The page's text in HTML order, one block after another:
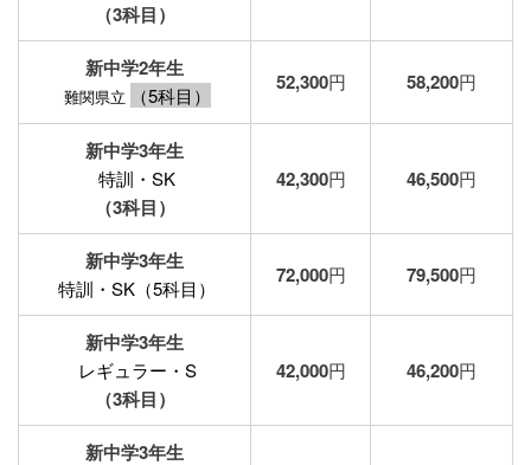
（3科目）
新中学2年生
難関県立 （5科目）
52,300円 58,200円
新中学3年生
特訓・SK
（3科目）
42,300円 46,500円
新中学3年生
特訓・SK（5科目）
72,000円 79,500円
新中学3年生
レギュラー・S
（3科目）
42,000円 46,200円
新中学3年生